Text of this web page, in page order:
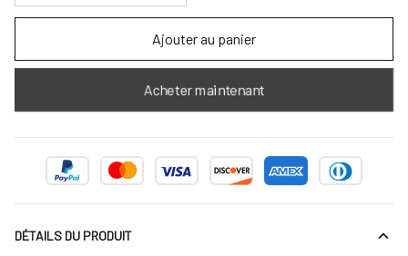
Ajouter au panier
Acheter maintenant
DÉTAILS DU PRODUIT